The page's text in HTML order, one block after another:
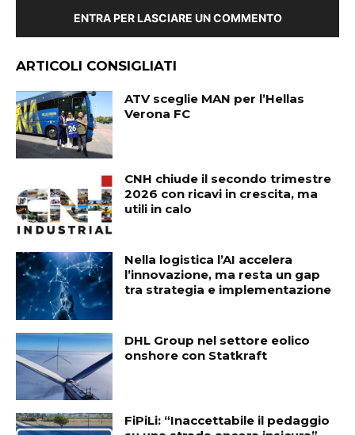
ENTRA PER LASCIARE UN COMMENTO
ARTICOLI CONSIGLIATI
ATV sceglie MAN per l’Hellas
Verona FC
CNH chiude il secondo trimestre
2026 con ricavi in crescita, ma
utili in calo
Nella logistica l’AI accelera
l’innovazione, ma resta un gap
tra strategia e implementazione
DHL Group nel settore eolico
onshore con Statkraft
FiPiLi: “Inaccettabile il pedaggio